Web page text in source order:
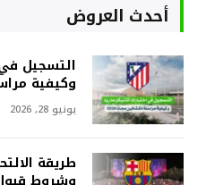
أحدث العروض
التسجيل في
وكيفية
يونيو 28, 2026
طريقة